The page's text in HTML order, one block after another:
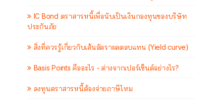
IC Bond ตราสารหนี้เพื่อนับเป็นเงินกองทุนของบริษัท
ประกันภัย
สิ่งที่ควรรู้เกี่ยวกับเส้นอัตราผลตอบแทน (Yield curve)
Basis Points คืออะไร - ต่างจากเปอร์เซ็นต์อย่างไร?
ลงทุนตราสารหนี้ต้องจ่ายภาษีไหม